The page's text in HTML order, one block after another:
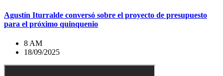
Agustín Iturralde conversó sobre el proyecto de presupuesto
para el próximo quinquenio
8 AM
18/09/2025